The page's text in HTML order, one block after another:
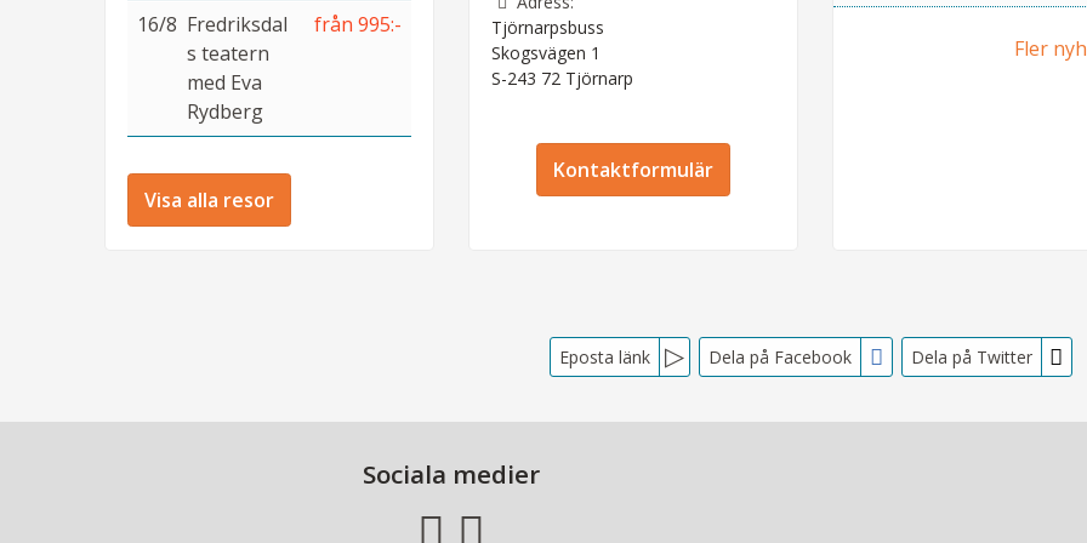
16/8 Fredriksdal
s teatern
med Eva
Rydberg
från 995:-
Visa alla resor
Tjörnarpsbuss
Skogsvägen 1
S-243 72 Tjörnarp
Kontaktformulär
Fler
Eposta länk Dela på Facebook Dela på Twitter
Sociala medier